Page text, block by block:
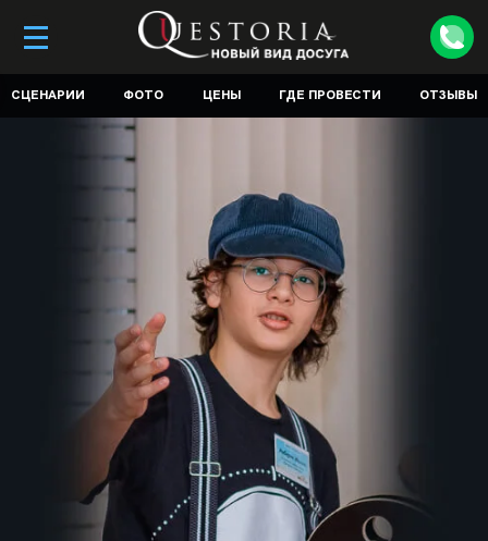
СЦЕНАРИИ ФОТО ЦЕНЫ ГДЕ ПРОВЕСТИ ОТЗЫВЫ